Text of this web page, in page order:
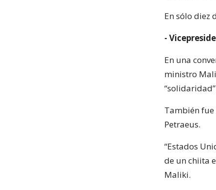
En sólo diez
-
En una
ministro
También fue
Petraeus.
“Estados
de un chiita
Maliki.